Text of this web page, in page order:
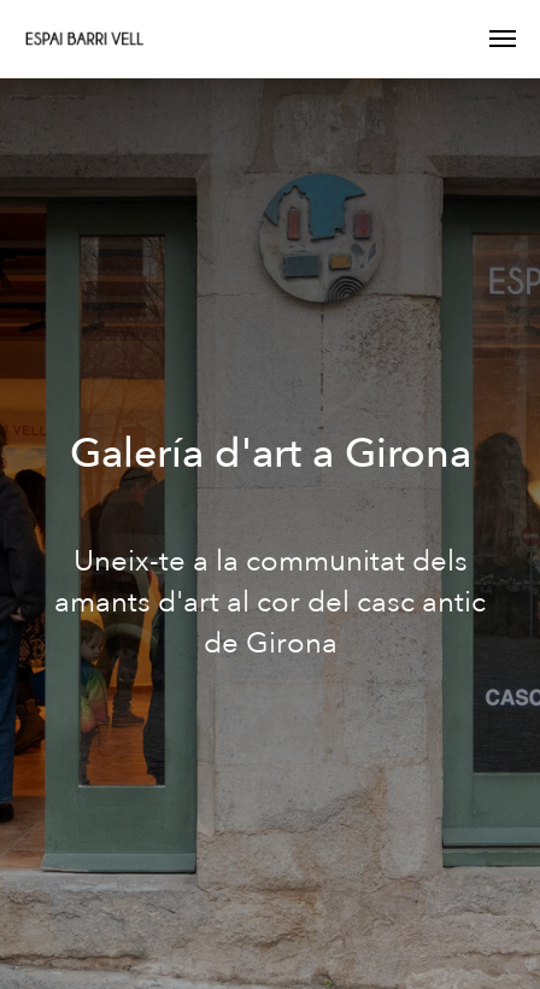
Galería d'art a Girona
Uneix-te a la communitat dels
amants d'art al cor del casc antic
de Girona